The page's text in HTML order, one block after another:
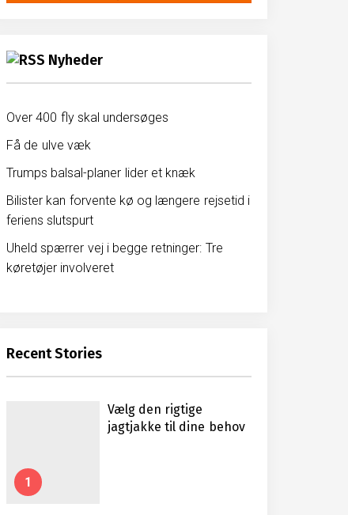
Nyheder
Over 400 fly skal undersøges
Få de ulve væk
Trumps balsal-planer lider et knæk
Bilister kan forvente kø og længere rejsetid i
feriens slutspurt
Uheld spærrer vej i begge retninger: Tre
køretøjer involveret
Recent Stories
1
Vælg den rigtige
jagtjakke til dine behov